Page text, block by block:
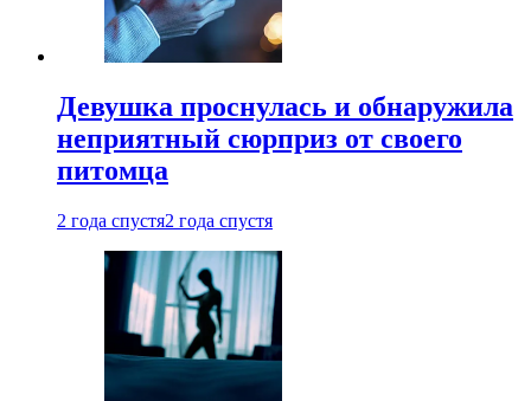
Девушка проснулась и обнаружила
неприятный сюрприз от своего
питомца
2 года спустя2 года спустя